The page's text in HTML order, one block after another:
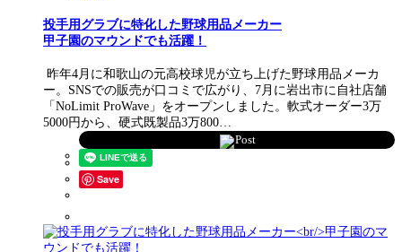
投手用グラブに特化した野球用品メーカー
甲子園のマウンドでも活躍！
昨年4月に和歌山の元高校球児が立ち上げた野球用品メーカ
ー。SNSでの販売が口コミで広がり、7月に岩出市に自社店舗
「NoLimit ProWave」をオープンしました。軟式オーダー3万
5000円から、硬式既製品3万800…
Post
Save